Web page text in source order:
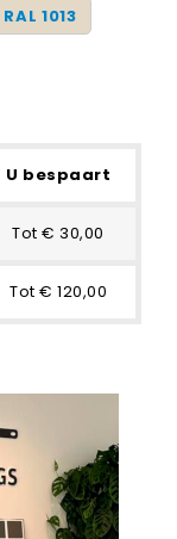
RAL 1013
U bespaart
Tot € 30,00
Tot € 120,00